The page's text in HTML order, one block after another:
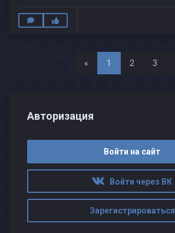
« Назад
1 2 3
Авторизация
Войти на сайт
Войти через ВК
Зарегистрироваться